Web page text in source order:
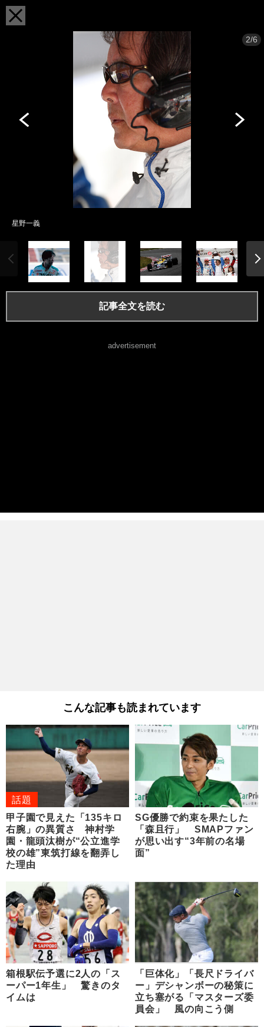
2/6
星野一義
記事全文を読む
advertisement
こんな記事も読まれています
話題
甲子園で見えた「135キロ
右腕」の異質さ 神村学
園・龍頭汰樹が“公立進学
校の雄”東筑打線を翻弄し
た理由
SG優勝で約束を果たした
「森且行」 SMAPファン
が思い出す“3年前の名場
面”
箱根駅伝予選に2人の「ス
ーパー1年生」 驚きのタ
イムは
「巨体化」「長尺ドライバ
ー」デシャンボーの秘策に
立ち塞がる「マスターズ委
員会」 風の向こう側